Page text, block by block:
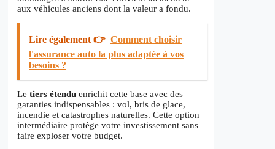
aux véhicules anciens dont la valeur a fondu.
Lire également 👉 Comment choisir
l'assurance auto la plus adaptée à vos
besoins ?
Le tiers étendu enrichit cette base avec des
garanties indispensables : vol, bris de glace,
incendie et catastrophes naturelles. Cette option
intermédiaire protège votre investissement sans
faire exploser votre budget.